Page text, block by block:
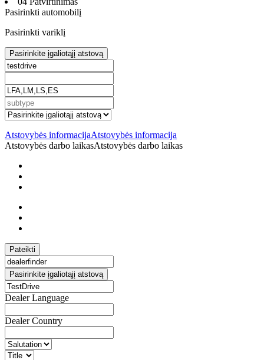
Pasirinkti automobilį
Pasirinkti variklį
Pasirinkite įgaliotąjį atstovą
Atstovybės informacijaAtstovybės informacija
Atstovybės darbo laikasAtstovybės darbo laikas
Pateikti
Pasirinkite įgaliotąjį atstovą
Dealer Language
Dealer Country